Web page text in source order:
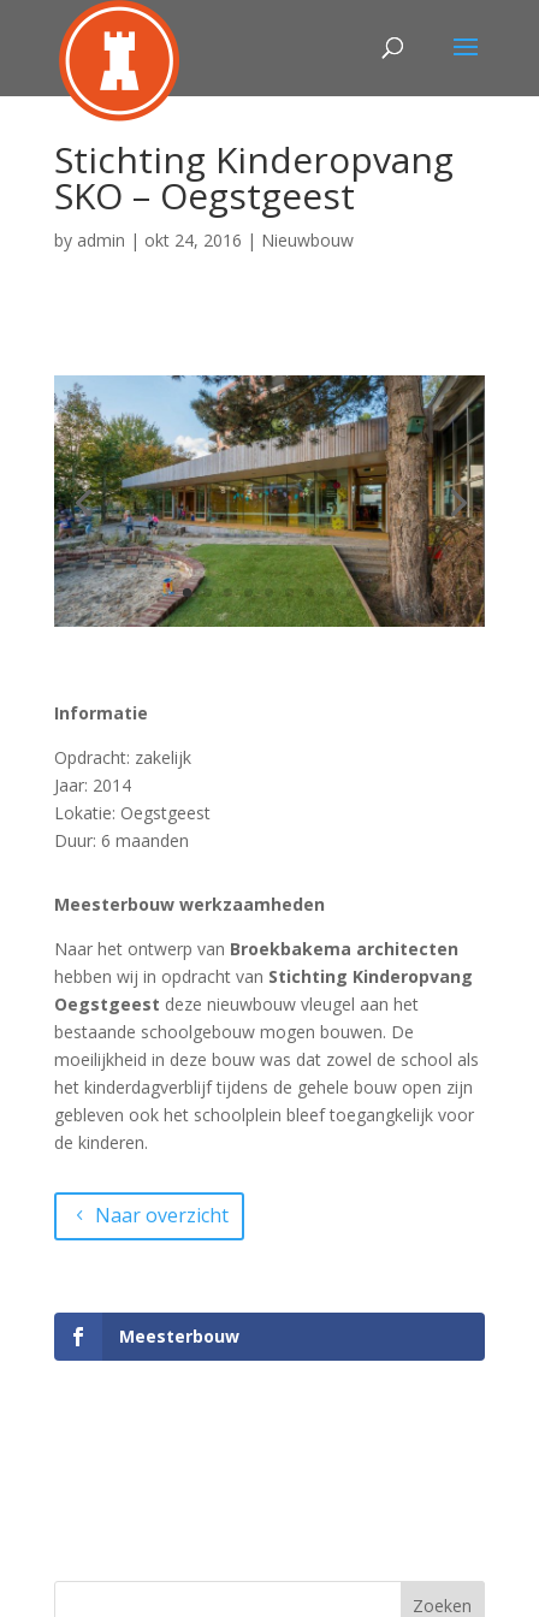
Stichting Kinderopvang
SKO – Oegstgeest
by admin | okt 24, 2016 | Nieuwbouw
Informatie
Opdracht: zakelijk
Jaar: 2014
Lokatie: Oegstgeest
Duur: 6 maanden
Meesterbouw werkzaamheden
Naar het ontwerp van Broekbakema architecten
hebben wij in opdracht van Stichting Kinderopvang
Oegstgeest deze nieuwbouw vleugel aan het
bestaande schoolgebouw mogen bouwen. De
moeilijkheid in deze bouw was dat zowel de school als
het kinderdagverblijf tijdens de gehele bouw open zijn
gebleven ook het schoolplein bleef toegangkelijk voor
de kinderen.
Naar overzicht
Meesterbouw